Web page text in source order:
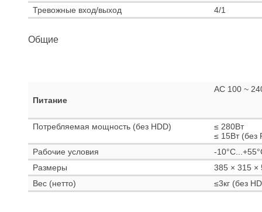
Тревожные вход/выход
4/1
Общие
Питание
AC 100 ~
Потребляемая мощность (без HDD)
≤ 280Вт
≤ 15Вт (без
Рабочие условия
-
Размеры
385 × 315 ×
Вес (нетто)
≤3кг (без